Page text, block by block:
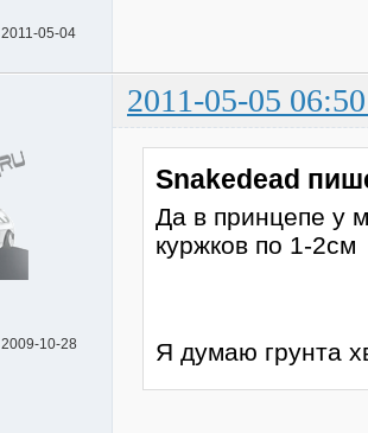
2011-05-04
2011-05-05
2009-10-28
Snakedead
Да в принцепе у
куржков по 1-2см
Я думаю грунта